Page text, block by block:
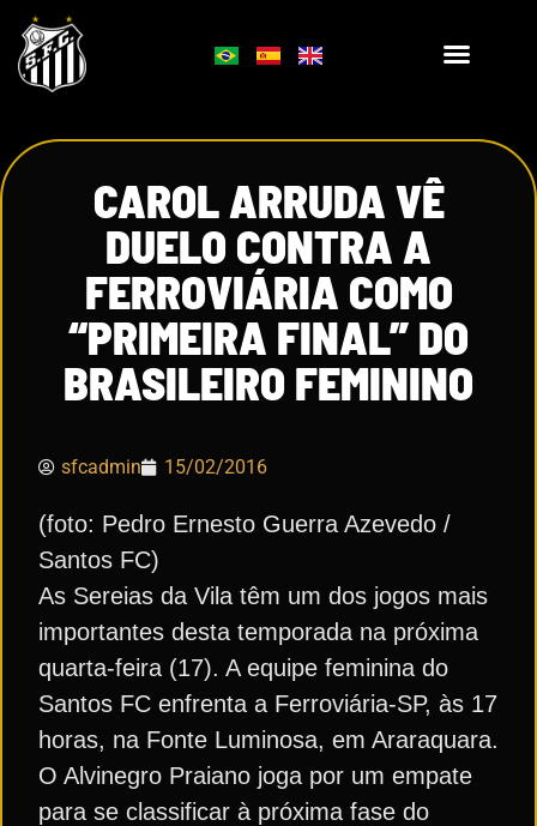
CAROL ARRUDA VÊ
DUELO CONTRA A
FERROVIÁRIA COMO
“PRIMEIRA FINAL” DO
BRASILEIRO FEMININO
sfcadmin 15/02/2016
(foto: Pedro Ernesto Guerra Azevedo /
Santos FC)
As Sereias da Vila têm um dos jogos mais
importantes desta temporada na próxima
quarta-feira (17). A equipe feminina do
Santos FC enfrenta a Ferroviária-SP, às 17
horas, na Fonte Luminosa, em Araraquara.
O Alvinegro Praiano joga por um empate
para se classificar à próxima fase do